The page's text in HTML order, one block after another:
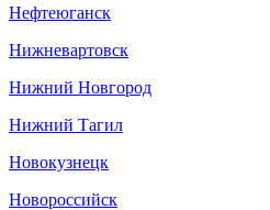
Нефтеюганск
Нижневартовск
Нижний Новгород
Нижний Тагил
Новокузнецк
Новороссийск